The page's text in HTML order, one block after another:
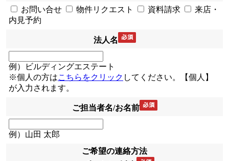
お問い合せ
物件リクエスト 資料請求
来店・
内見予約
法人名
例）ビルディングエステート
※個人の方はこちらをクリック してください。【個人】
が入力されます。
ご担当者名/お名前
例）山田 太郎
ご希望の連絡方法